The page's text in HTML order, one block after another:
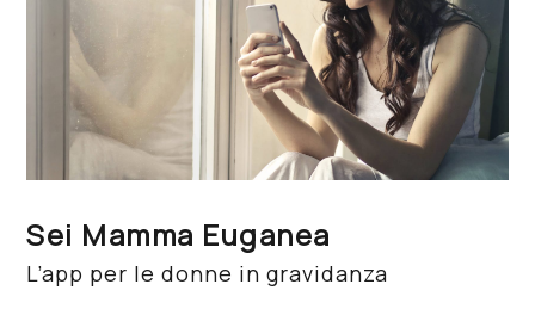
Sei Mamma Euganea
L’app per le donne in gravidanza